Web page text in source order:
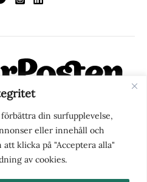
din surfupplevelse,
eller innehåll och
klicka på "Acceptera alla"
av cookies.
på nätet. Med
också med blick för det större
självklara kanal för nyheter,
grundades 1988 och
ägare 2025.